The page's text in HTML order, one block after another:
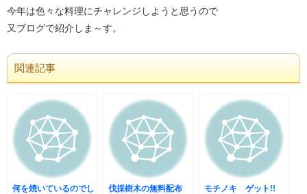
今年は色々な料理にチャレンジしようと思うので
又ブログで紹介しま～す。
関連記事
何を焼いているのでし
伐採樹木の無料配布 モチノキ ゲット!!